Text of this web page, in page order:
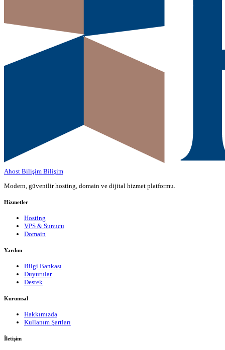
Ahost Bilişim Bilişim
Modern, güvenilir hosting, domain ve dijital hizmet platformu.
Hizmetler
Hosting
VPS & Sunucu
Domain
Yardım
Bilgi Bankası
Duyurular
Destek
Kurumsal
Hakkımızda
Kullanım Şartları
İletişim